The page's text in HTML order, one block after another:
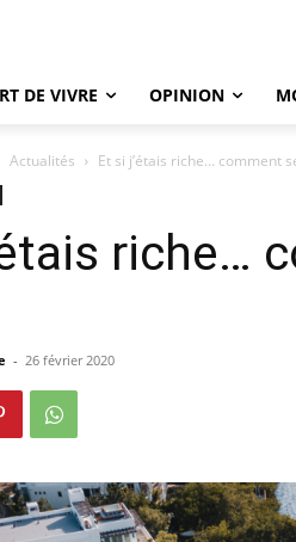
DE VIVRE OPINION
Actualités Et si j’étais riche… comment
riche…
- 26 février 2020